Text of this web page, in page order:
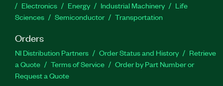
Electronics
Energy Industrial Machinery
Life
Sciences
Semiconductor Transportation
Orders
NI Distribution Partners Order Status and History
Retrieve
a Quote
Terms of Service
Order by Part Number or
Request a Quote